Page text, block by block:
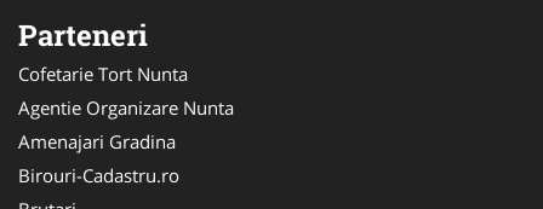
Parteneri
Cofetarie Tort Nunta
Agentie Organizare Nunta
Amenajari Gradina
Birouri-Cadastru.ro